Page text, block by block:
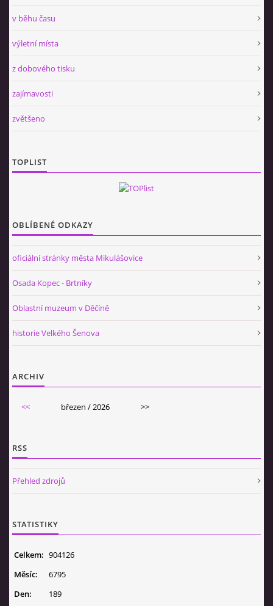
v běhu času
výletní místa
z dobového tisku
zajímavosti
zvětšeno
TOPLIST
OBLÍBENÉ ODKAZY
oficiální stránky města Mikulášovice
Osada Kopec - Brtníky
Oblastní muzeum v Děčíně
historie Velkého Šenova
ARCHIV
<< březen / 2026 >>
RSS
Přehled zdrojů
STATISTIKY
Celkem: 904126
Měsíc:
6795
Den:
189